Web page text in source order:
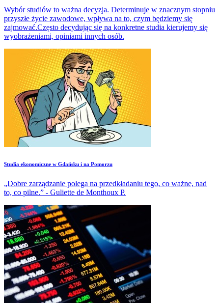
Wybór studiów to ważna decyzja. Determinuje w znacznym stopniu
przyszłe życie zawodowe, wpływa na to, czym będziemy się
zajmować.Często decydując się na konkretne studia kierujemy się
wyobrażeniami, opiniami innych osób.
Studia ekonomiczne w Gdańsku i na Pomorzu
„Dobre zarządzanie polega na przedkładaniu tego, co ważne, nad
to, co pilne.” - Guliette de Monthoux P.